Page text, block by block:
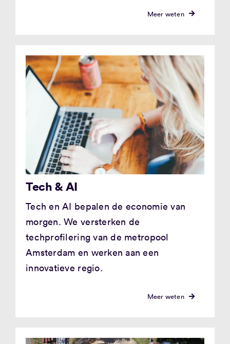
Meer weten
Tech & AI
Tech en AI bepalen de economie van
morgen. We versterken de
techprofilering van de metropool
Amsterdam en werken aan een
innovatieve regio.
Meer weten